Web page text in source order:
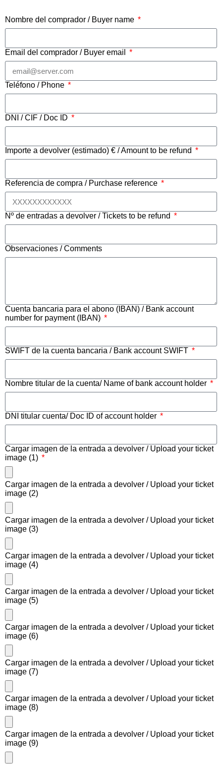
Nombre del comprador / Buyer name
Email del comprador / Buyer email
Teléfono / Phone
DNI / CIF / Doc ID
Importe a devolver (estimado) € / Amount to be refund
Referencia de compra / Purchase reference
Nº de entradas a devolver / Tickets to be refund
Observaciones / Comments
Cuenta bancaria para el abono (IBAN) / Bank account
number for payment (IBAN)
SWIFT de la cuenta bancaria / Bank account SWIFT
Nombre titular de la cuenta/ Name of bank account holder
DNI titular cuenta/ Doc ID of account holder
Cargar imagen de la entrada a devolver / Upload your ticket
image (1)
Cargar imagen de la entrada a devolver / Upload your ticket
image (2)
Cargar imagen de la entrada a devolver / Upload your ticket
image (3)
Cargar imagen de la entrada a devolver / Upload your ticket
image (4)
Cargar imagen de la entrada a devolver / Upload your ticket
image (5)
Cargar imagen de la entrada a devolver / Upload your ticket
image (6)
Cargar imagen de la entrada a devolver / Upload your ticket
image (7)
Cargar imagen de la entrada a devolver / Upload your ticket
image (8)
Cargar imagen de la entrada a devolver / Upload your ticket
image (9)